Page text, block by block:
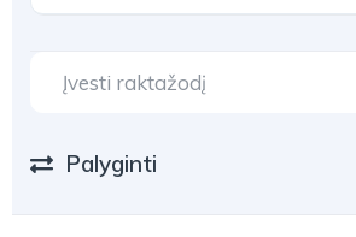
Palyginti